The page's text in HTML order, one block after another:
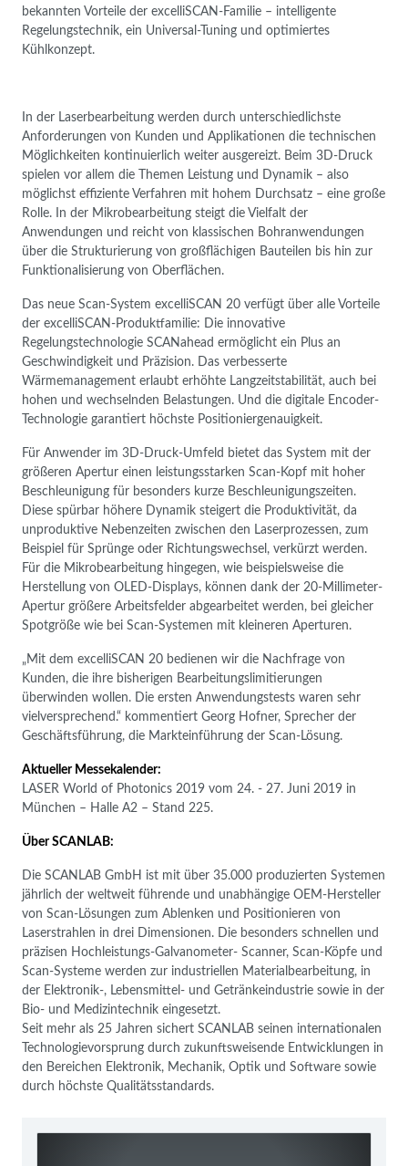
bekannten Vorteile der excelliSCAN-Familie – intelligente
Regelungstechnik, ein Universal-Tuning und optimiertes
Kühlkonzept.
In der Laserbearbeitung werden durch unterschiedlichste
Anforderungen von Kunden und Applikationen die technischen
Möglichkeiten kontinuierlich weiter ausgereizt. Beim 3D-Druck
spielen vor allem die Themen Leistung und Dynamik – also
möglichst effiziente Verfahren mit hohem Durchsatz – eine große
Rolle. In der Mikrobearbeitung steigt die Vielfalt der
Anwendungen und reicht von klassischen Bohranwendungen
über die Strukturierung von großflächigen Bauteilen bis hin zur
Funktionalisierung von Oberflächen.
Das neue Scan-System excelliSCAN 20 verfügt über alle Vorteile
der excelliSCAN-Produktfamilie: Die innovative
Regelungstechnologie SCANahead ermöglicht ein Plus an
Geschwindigkeit und Präzision. Das verbesserte
Wärmemanagement erlaubt erhöhte Langzeitstabilität, auch bei
hohen und wechselnden Belastungen. Und die digitale Encoder-
Technologie garantiert höchste Positioniergenauigkeit.
Für Anwender im 3D-Druck-Umfeld bietet das System mit der
größeren Apertur einen leistungsstarken Scan-Kopf mit hoher
Beschleunigung für besonders kurze Beschleunigungszeiten.
Diese spürbar höhere Dynamik steigert die Produktivität, da
unproduktive Nebenzeiten zwischen den Laserprozessen, zum
Beispiel für Sprünge oder Richtungswechsel, verkürzt werden.
Für die Mikrobearbeitung hingegen, wie beispielsweise die
Herstellung von OLED-Displays, können dank der 20-Millimeter-
Apertur größere Arbeitsfelder abgearbeitet werden, bei gleicher
Spotgröße wie bei Scan-Systemen mit kleineren Aperturen.
„Mit dem excelliSCAN 20 bedienen wir die Nachfrage von
Kunden, die ihre bisherigen Bearbeitungslimitierungen
überwinden wollen. Die ersten Anwendungstests waren sehr
vielversprechend.“ kommentiert Georg Hofner, Sprecher der
Geschäftsführung, die Markteinführung der Scan-Lösung.
Aktueller Messekalender:
LASER World of Photonics 2019 vom 24. - 27. Juni 2019 in
München – Halle A2 – Stand 225.
Über SCANLAB:
Die SCANLAB GmbH ist mit über 35.000 produzierten Systemen
jährlich der weltweit führende und unabhängige OEM-Hersteller
von Scan-Lösungen zum Ablenken und Positionieren von
Laserstrahlen in drei Dimensionen. Die besonders schnellen und
präzisen Hochleistungs-Galvanometer- Scanner, Scan-Köpfe und
Scan-Systeme werden zur industriellen Materialbearbeitung, in
der Elektronik-, Lebensmittel- und Getränkeindustrie sowie in der
Bio- und Medizintechnik eingesetzt.
Seit mehr als 25 Jahren sichert SCANLAB seinen internationalen
Technologievorsprung durch zukunftsweisende Entwicklungen in
den Bereichen Elektronik, Mechanik, Optik und Software sowie
durch höchste Qualitätsstandards.